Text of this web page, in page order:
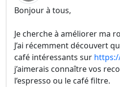
Bonjour à tous,
Je cherche à améliorer ma
J’ai récemment découvert
café intéressants sur
j’aimerais connaître vos
l’espresso ou le café filtre.